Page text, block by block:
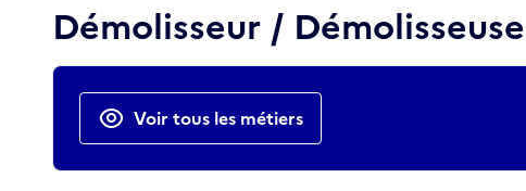
Démolisseur / Démolisseuse
Actions rapides
Voir tous les métiers